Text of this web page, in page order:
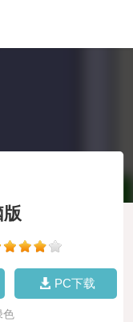
PC下载
色